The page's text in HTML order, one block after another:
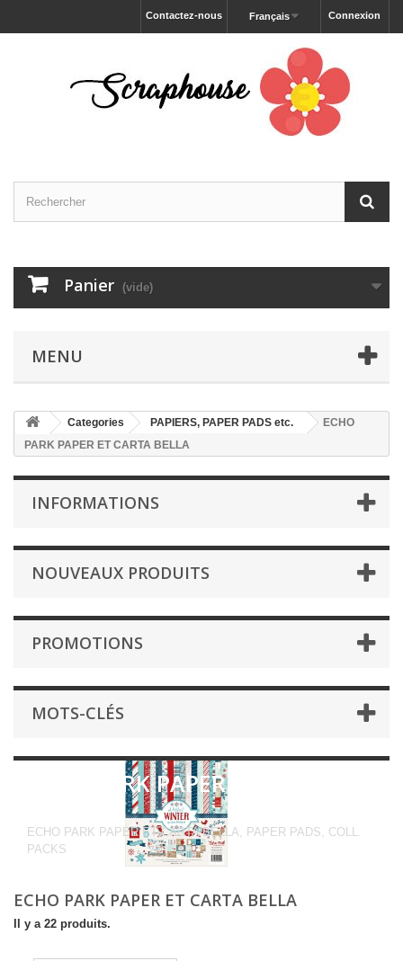
Connexion
Français
Contactez-nous
Panier (vide)
MENU
Categories PAPIERS, PAPER PADS etc.
ECHO
PARK PAPER ET CARTA BELLA
INFORMATIONS
NOUVEAUX PRODUITS
PROMOTIONS
MOTS-CLÉS
ECHO PARK PAPER ET CARTA
ECHO PARK PAPER ET CARTA BELLA, PAPER PADS, COLL.
PACKS
ECHO PARK PAPER ET CARTA BELLA
Il y a 22 produits.